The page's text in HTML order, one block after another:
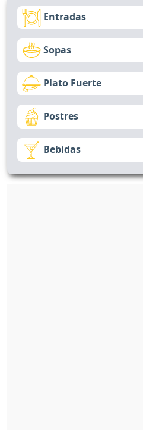
Entradas
Sopas
Plato Fuerte
Postres
Bebidas